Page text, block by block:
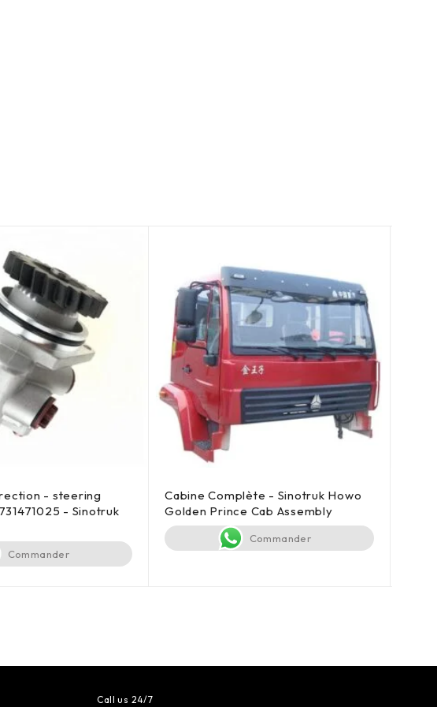
- steering
- Sinotruk
Commander
Cabine Complète - Sinotruk Howo
Golden Prince Cab Assembly
Commander
Call us 24/7